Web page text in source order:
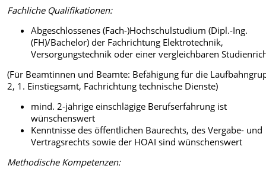
Fachliche Qualifikationen:
Abgeschlossenes (Fach-)Hochschulstudium (Dipl.-Ing.
(FH)/Bachelor) der Fachrichtung Elektrotechnik,
Versorgungstechnik oder einer vergleichbaren
(Für Beamtinnen und Beamte: Befähigung für die
2, 1. Einstiegsamt, Fachrichtung technische Dienste)
mind. 2-jährige einschlägige Berufserfahrung ist
wünschenswert
Kenntnisse des öffentlichen Baurechts, des Vergabe- und
Vertragsrechts sowie der HOAI sind wünschenswert
Methodische Kompetenzen: